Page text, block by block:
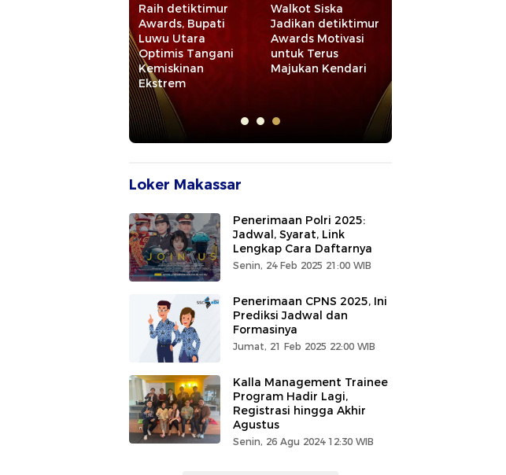
Raih detiktimur
Awards, Bupati
Luwu Utara
Optimis Tangani
Kemiskinan
Ekstrem
Walkot Siska
Jadikan detiktimur
Awards Motivasi
untuk Terus
Majukan Kendari
Loker Makassar
Penerimaan Polri 2025:
Jadwal, Syarat, Link
Lengkap Cara Daftarnya
Senin, 24 Feb 2025 21:00 WIB
Penerimaan CPNS 2025, Ini
Prediksi Jadwal dan
Formasinya
Jumat, 21 Feb 2025 22:00 WIB
Kalla Management Trainee
Program Hadir Lagi,
Registrasi hingga Akhir
Agustus
Senin, 26 Agu 2024 12:30 WIB